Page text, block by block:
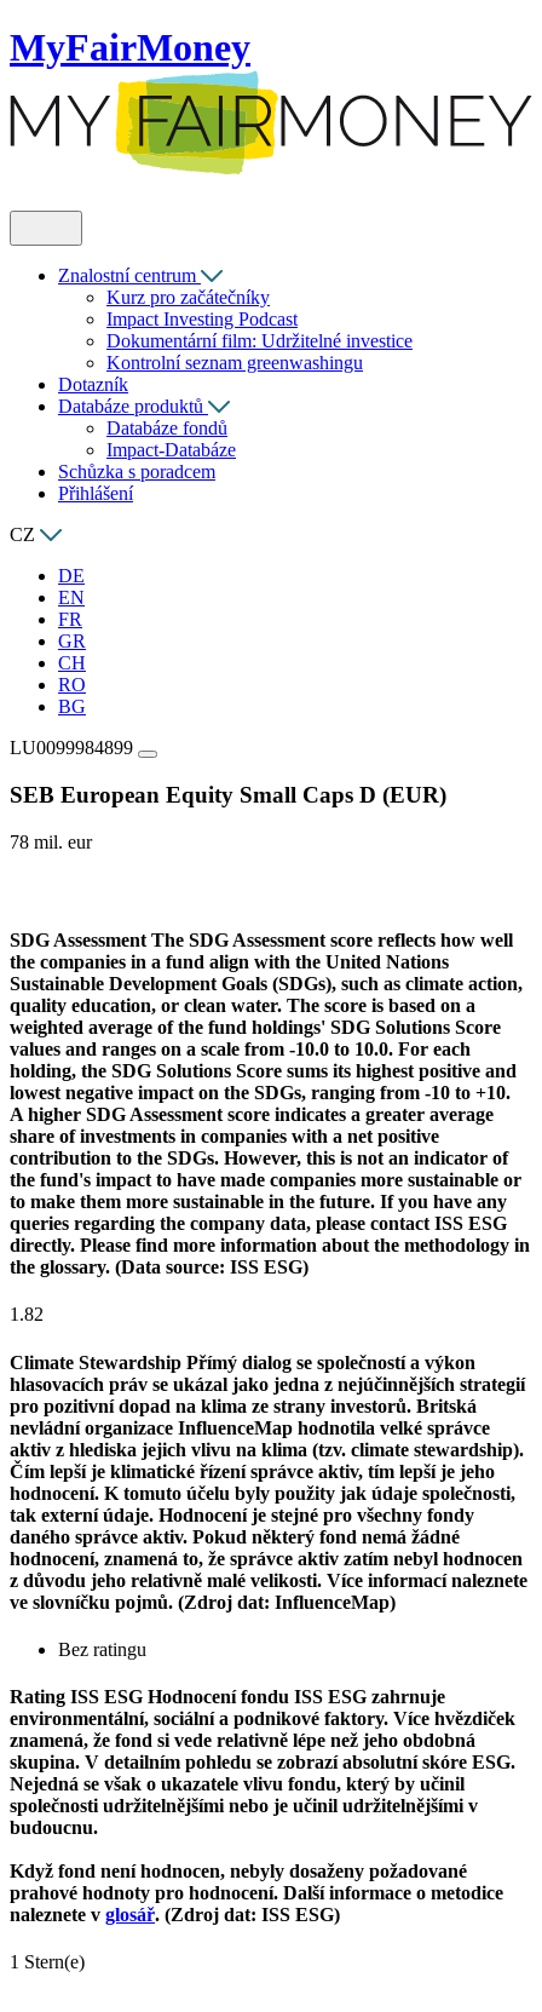
MyFairMoney
Znalostní centrum
Kurz pro začátečníky
Impact Investing Podcast
Dokumentární film: Udržitelné investice
Kontrolní seznam greenwashingu
Dotazník
Databáze produktů
Databáze fondů
Impact-Databáze
Schůzka s poradcem
Přihlášení
CZ
DE
EN
FR
GR
CH
RO
BG
LU0099984899
SEB European Equity Small Caps D (EUR)
78 mil. eur
SDG Assessment The SDG Assessment score reflects how well
the companies in a fund align with the United Nations
Sustainable Development Goals (SDGs), such as climate action,
quality education, or clean water. The score is based on a
weighted average of the fund holdings' SDG Solutions Score
values and ranges on a scale from -10.0 to 10.0. For each
holding, the SDG Solutions Score sums its highest positive and
lowest negative impact on the SDGs, ranging from -10 to +10.
A higher SDG Assessment score indicates a greater average
share of investments in companies with a net positive
contribution to the SDGs. However, this is not an indicator of
the fund's impact to have made companies more sustainable or
to make them more sustainable in the future. If you have any
queries regarding the company data, please contact ISS ESG
directly. Please find more information about the methodology in
the glossary. (Data source: ISS ESG)
1.82
Climate Stewardship Přímý dialog se společností a výkon
hlasovacích práv se ukázal jako jedna z nejúčinnějších strategií
pro pozitivní dopad na klima ze strany investorů. Britská
nevládní organizace InfluenceMap hodnotila velké správce
aktiv z hlediska jejich vlivu na klima (tzv. climate stewardship).
Čím lepší je klimatické řízení správce aktiv, tím lepší je jeho
hodnocení. K tomuto účelu byly použity jak údaje společnosti,
tak externí údaje. Hodnocení je stejné pro všechny fondy
daného správce aktiv. Pokud některý fond nemá žádné
hodnocení, znamená to, že správce aktiv zatím nebyl hodnocen
z důvodu jeho relativně malé velikosti. Více informací naleznete
ve slovníčku pojmů. (Zdroj dat: InfluenceMap)
Bez ratingu
Rating ISS ESG Hodnocení fondu ISS ESG zahrnuje
environmentální, sociální a podnikové faktory. Více hvězdiček
znamená, že fond si vede relativně lépe než jeho obdobná
skupina. V detailním pohledu se zobrazí absolutní skóre ESG.
Nejedná se však o ukazatele vlivu fondu, který by učinil
společnosti udržitelnějšími nebo je učinil udržitelnějšími v
budoucnu.
Když fond není hodnocen, nebyly dosaženy požadované
prahové hodnoty pro hodnocení. Další informace o metodice
naleznete v glosář. (Zdroj dat: ISS ESG)
1 Stern(e)